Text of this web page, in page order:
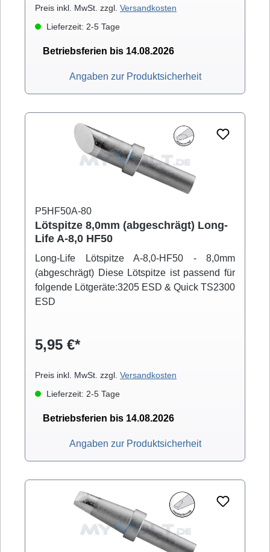
Preis inkl. MwSt. zzgl. Versandkosten
Lieferzeit: 2-5 Tage
Betriebsferien bis 14.08.2026
Angaben zur Produktsicherheit
P5HF50A-80
Lötspitze 8,0mm (abgeschrägt) Long-
Life A-8,0 HF50
Long-Life Lötspitze A-8,0-HF50 - 8,0mm
(abgeschrägt) Diese Lötspitze ist passend für
folgende Lötgeräte:3205 ESD & Quick TS2300
ESD
5,95 €*
Preis inkl. MwSt. zzgl. Versandkosten
Lieferzeit: 2-5 Tage
Betriebsferien bis 14.08.2026
Angaben zur Produktsicherheit